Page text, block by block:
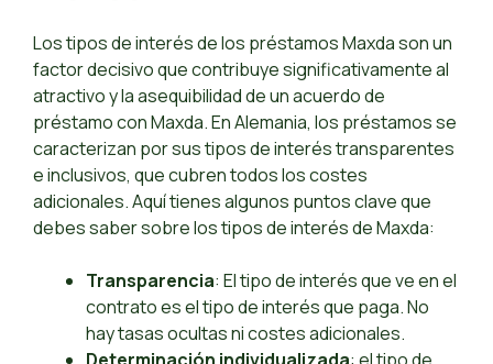
Los tipos de interés de los préstamos Maxda son un
factor decisivo que contribuye significativamente al
atractivo y la asequibilidad de un acuerdo de
préstamo con Maxda. En Alemania, los préstamos se
caracterizan por sus tipos de interés transparentes
e inclusivos, que cubren todos los costes
adicionales. Aquí tienes algunos puntos clave que
debes saber sobre los tipos de interés de Maxda:
Transparencia: El tipo de interés que ve en el
contrato es el tipo de interés que paga. No
hay tasas ocultas ni costes adicionales.